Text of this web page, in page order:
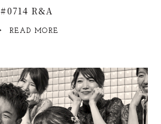
#0714 R&A
READ MORE